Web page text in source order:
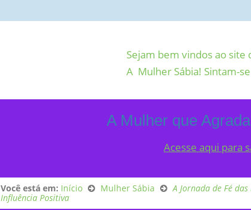
Sejam bem vindos ao site
A Mulher Sábia! Sintam-
A Mulher que
Acesse aqui para
Você está em: Início Mulher Sábia
A Jornada de Fé
Influência Positiva